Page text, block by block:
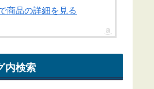
する方法にライブラリを更新
い(2022/04/15)
RSS天気予報の配信が
03/31で終了してしまいまし
商品の詳細を見る
内検索